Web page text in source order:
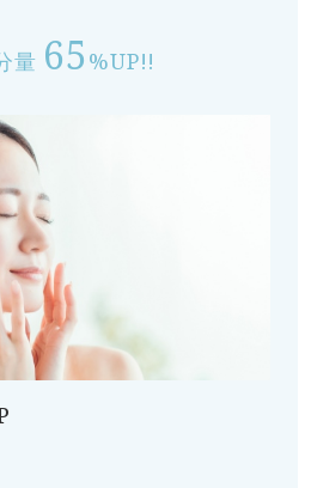
量 65 %UP!!